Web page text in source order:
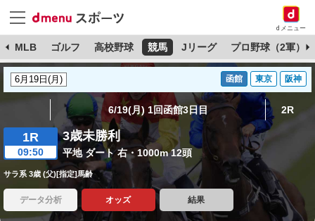
dメニュー
MLB ゴルフ 高校野球 競馬 Jリーグ プロ野球（2軍）
函館 東京 阪神
6/19(月) 1回函館3日目 2R
1R
09:50
3歳未勝利
平地 ダート 右・1000m 12頭
サラ系 3歳 (父)[指定]馬齢
データ分析 オッズ 結果